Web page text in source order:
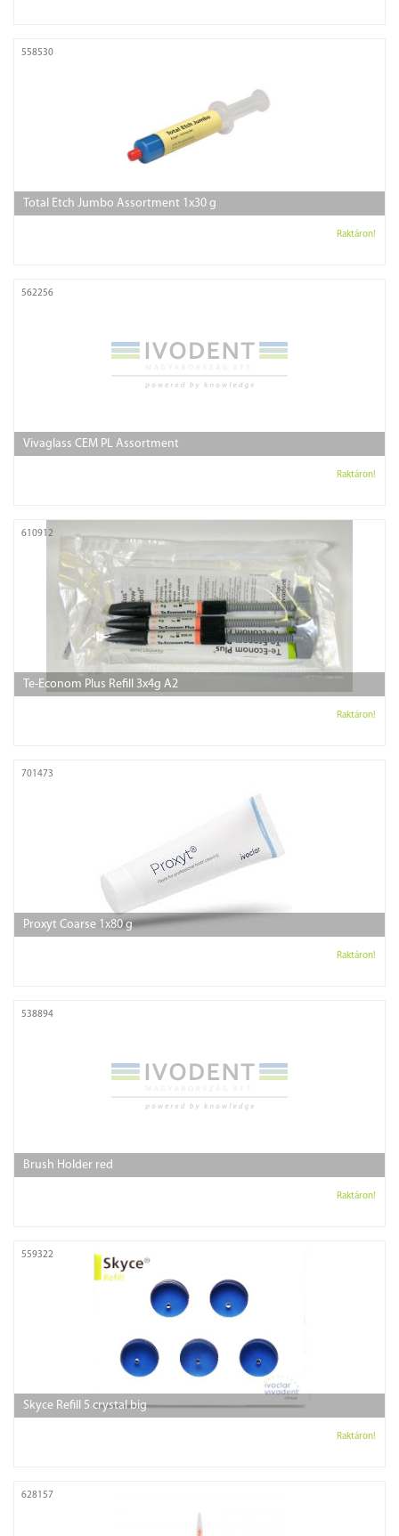
558530
Total Etch Jumbo Assortment 1x30 g
Raktáron!
562256
Vivaglass CEM PL Assortment
Raktáron!
610912
Te-Econom Plus Refill 3x4g A2
Raktáron!
701473
Proxyt Coarse 1x80 g
Raktáron!
538894
Brush Holder red
Raktáron!
559322
Skyce Refill 5 crystal big
Raktáron!
628157